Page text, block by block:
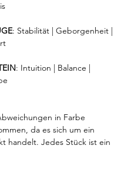
: Stabilität | Geborgenheit |
: Intuition | Balance |
in Farbe
da es sich um ein
handelt. Jedes Stück ist ein